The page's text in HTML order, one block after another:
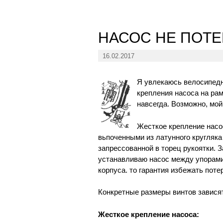
НАСОС НЕ
16.02.2017
Я увлекаюсь
крепления насоса на
навсегда. Возможно,
Жесткое крепление
вьпоченными из латунного
запрессованной в торец рукоятки.
устанавливаю насос между
корпуса. то гарантия избежать
Конкретные размеры винтов
Жесткое крепление насоса: